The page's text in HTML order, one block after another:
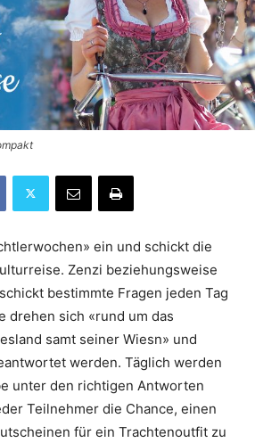
ein und schickt die
Zenzi beziehungsweise
bestimmte Fragen jeden Tag
drehen sich «rund um das
samt seiner Wiesn» und
werden. Täglich werden
unter den richtigen Antworten
Teilnehmer die Chance, einen
für ein Trachtenoutfit zu